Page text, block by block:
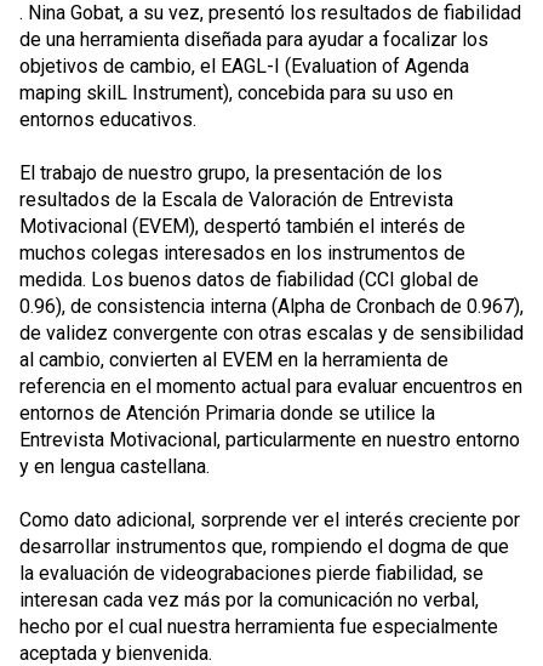
. Nina Gobat, a su vez, presentó los resultados de fiabilidad
de una herramienta diseñada para ayudar a focalizar los
objetivos de cambio, el EAGL-I (Evaluation of Agenda
maping skilL Instrument), concebida para su uso en
entornos educativos.
El trabajo de nuestro grupo, la presentación de los
resultados de la Escala de Valoración de Entrevista
Motivacional (EVEM), despertó también el interés de
muchos colegas interesados en los instrumentos de
medida. Los buenos datos de fiabilidad (CCI global de
0.96), de consistencia interna (Alpha de Cronbach de 0.967),
de validez convergente con otras escalas y de sensibilidad
al cambio, convierten al EVEM en la herramienta de
referencia en el momento actual para evaluar encuentros en
entornos de Atención Primaria donde se utilice la
Entrevista Motivacional, particularmente en nuestro entorno
y en lengua castellana.
Como dato adicional, sorprende ver el interés creciente por
desarrollar instrumentos que, rompiendo el dogma de que
la evaluación de videograbaciones pierde fiabilidad, se
interesan cada vez más por la comunicación no verbal,
hecho por el cual nuestra herramienta fue especialmente
aceptada y bienvenida.